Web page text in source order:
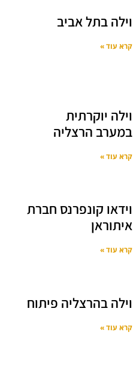
וילה בתל אביב
קרא עוד »
וילה יוקרתית
במערב הרצליה
קרא עוד »
וידאו קונפרנס חברת
איתוראן
קרא עוד »
וילה בהרצליה פיתוח
קרא עוד »